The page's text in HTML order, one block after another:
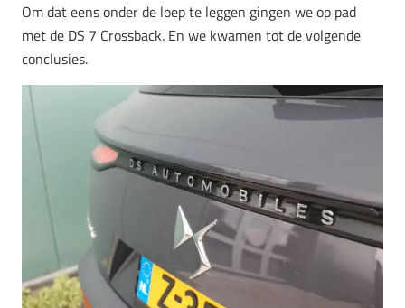
Om dat eens onder de loep te leggen gingen we op pad
met de DS 7 Crossback. En we kwamen tot de volgende
conclusies.